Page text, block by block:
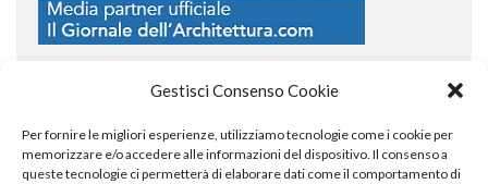
Gestisci Consenso Cookie
Per fornire le migliori esperienze, utilizziamo tecnologie come i cookie per
memorizzare e/o accedere alle informazioni del dispositivo. Il consenso a
queste tecnologie ci permetterà di elaborare dati come il comportamento di
COPYRIGHT